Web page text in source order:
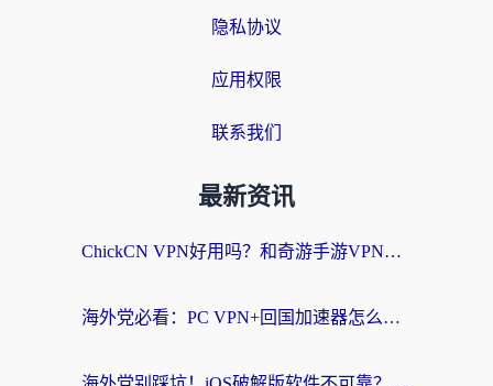
隐私协议
应用权限
联系我们
最新资讯
ChickCN VPN好用吗？和奇游手游VPN对比哪个回国效果更好？海外党亲测实用指南
海外党必看：PC VPN+回国加速器怎么选？无缝访问国内资源全攻略